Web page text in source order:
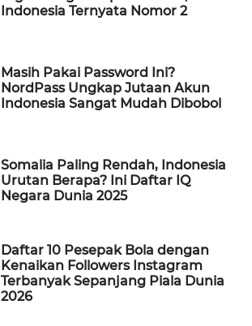
Indonesia Ternyata Nomor 2
Masih Pakai Password Ini?
NordPass Ungkap Jutaan Akun
Indonesia Sangat Mudah Dibobol
Somalia Paling Rendah, Indonesia
Urutan Berapa? Ini Daftar IQ
Negara Dunia 2025
Daftar 10 Pesepak Bola dengan
Kenaikan Followers Instagram
Terbanyak Sepanjang Piala Dunia
2026